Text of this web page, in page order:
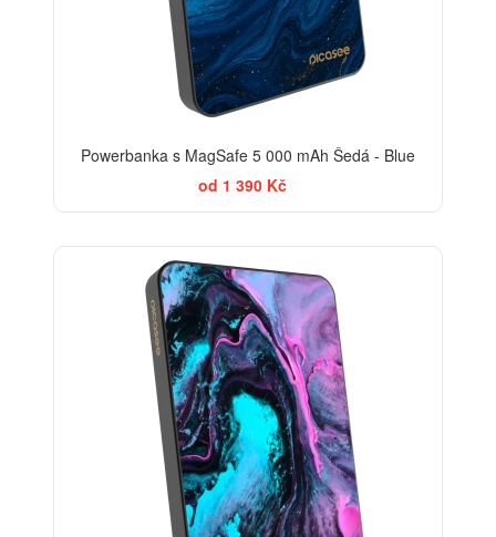
Powerbanka s MagSafe 5 000 mAh Šedá - Blue
od 1 390 Kč